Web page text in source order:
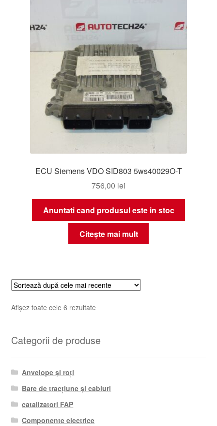
ECU Siemens VDO SID803 5ws40029O-T
756,00 lei
Anuntati cand produsul este in stoc
Citește mai mult
Afișez toate cele 6 rezultateSortat
mai
Categorii de produse
Anvelope și roți
Bare de tracțiune și cabluri
catalizatori FAP
Componente electrice